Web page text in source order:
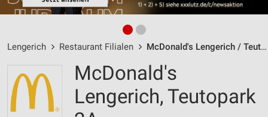
Lengerich Restaurant Filialen McDonald's Lengerich / Teutopark 2A - Öffnungszeiten & Adresse
McDonald's
Lengerich, Teutopark